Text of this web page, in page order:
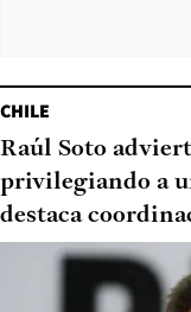
CHILE
Raúl Soto
privilegiando a
destaca